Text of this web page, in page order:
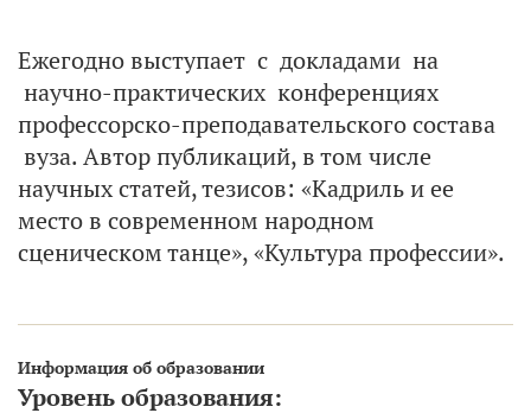
Ежегодно выступает с докладами на
научно-практических конференциях
профессорско-преподавательского состава
вуза. Автор публикаций, в том числе
научных статей, тезисов: «Кадриль и ее
место в современном народном
сценическом танце», «Культура профессии».
Информация об образовании
Уровень образования: